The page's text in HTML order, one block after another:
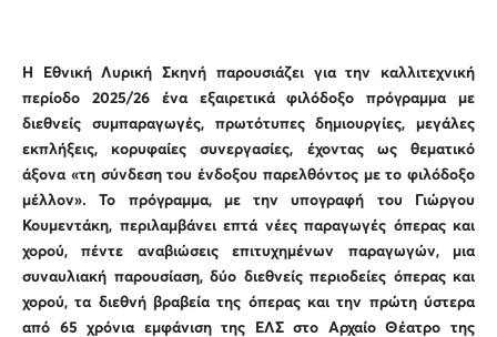
Η Εθνική Λυρική Σκηνή παρουσιάζει για την καλλιτεχνική
περίοδο 2025/26 ένα εξαιρετικά φιλόδοξο πρόγραμμα με
διεθνείς συμπαραγωγές, πρωτότυπες δημιουργίες, μεγάλες
εκπλήξεις, κορυφαίες συνεργασίες, έχοντας ως θεματικό
άξονα «τη σύνδεση του ένδοξου παρελθόντος με το φιλόδοξο
μέλλον». Το πρόγραμμα, με την υπογραφή του Γιώργου
Κουμεντάκη, περιλαμβάνει επτά νέες παραγωγές όπερας και
χορού, πέντε αναβιώσεις επιτυχημένων παραγωγών, μια
συναυλιακή παρουσίαση, δύο διεθνείς περιοδείες όπερας και
χορού, τα διεθνή βραβεία της όπερας και την πρώτη ύστερα
από 65 χρόνια εμφάνιση της ΕΛΣ στο Αρχαίο Θέατρο της